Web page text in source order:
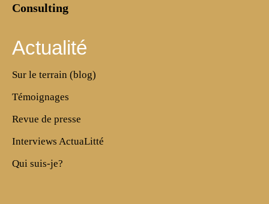
Consulting
Actualité
Sur le terrain (blog)
Témoignages
Revue de presse
Interviews ActuaLitté
Qui suis-je?